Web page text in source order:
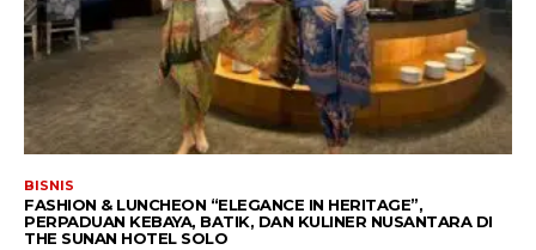
BISNIS
FASHION & LUNCHEON “ELEGANCE IN HERITAGE”,
PERPADUAN KEBAYA, BATIK, DAN KULINER NUSANTARA DI
THE SUNAN HOTEL SOLO